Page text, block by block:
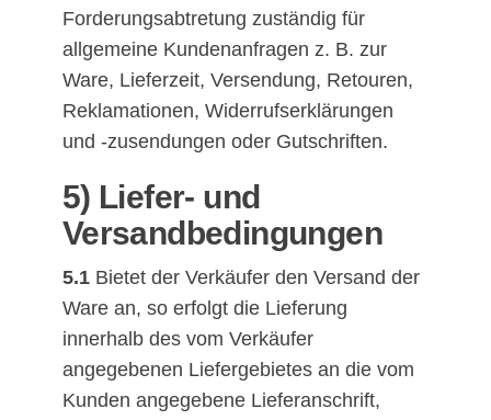
Forderungsabtretung zuständig für
allgemeine Kundenanfragen z. B. zur
Ware, Lieferzeit, Versendung, Retouren,
Reklamationen, Widerrufserklärungen
und -zusendungen oder Gutschriften.
5) Liefer- und
Versandbedingungen
5.1Bietet der Verkäufer den Versand der
Ware an, so erfolgt die Lieferung
innerhalb des vom Verkäufer
angegebenen Liefergebietes an die vom
Kunden angegebene Lieferanschrift,